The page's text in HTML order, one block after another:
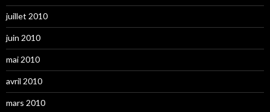
juillet 2010
juin 2010
mai 2010
avril 2010
mars 2010